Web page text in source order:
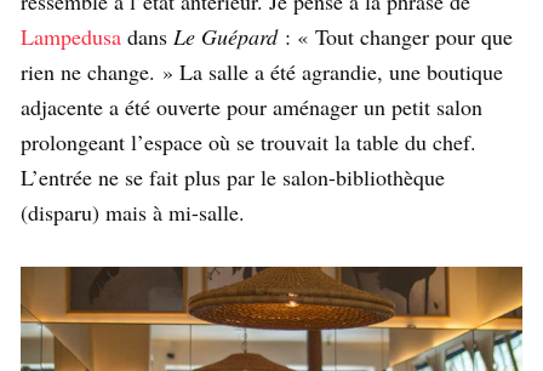
Lampedusa dans Le Guépard: « Tout changer pour que
rien ne change. » La salle a été agrandie, une boutique
adjacente a été ouverte pour aménager un petit salon
prolongeant l’espace où se trouvait la table du chef.
L’entrée ne se fait plus par le salon-bibliothèque
(disparu) mais à mi-salle.